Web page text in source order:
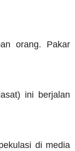
orang. Pakar
ini berjalan
di media